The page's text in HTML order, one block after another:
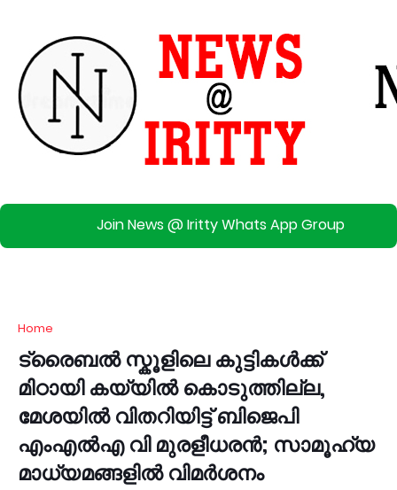
Join News @ Iritty Whats App Group
Home
ട്രൈബൽ സ്കൂളിലെ കുട്ടികൾക്ക്
മിഠായി കയ്യിൽ കൊടുത്തില്ല,
മേശയിൽ വിതറിയിട്ട് ബിജെപി
എംഎൽഎ വി മുരളീധരൻ; സാമൂഹ്യ
മാധ്യമങ്ങളിൽ വിമർശനം